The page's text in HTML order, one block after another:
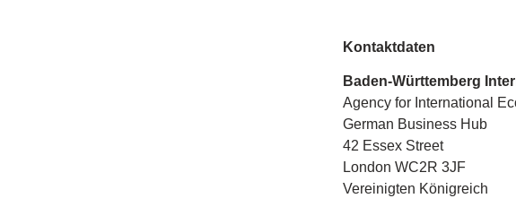
Kontaktdaten
Baden-Württemberg
Agency for International
German Business Hub
42 Essex Street
London WC2R 3JF
Vereinigten Königreich